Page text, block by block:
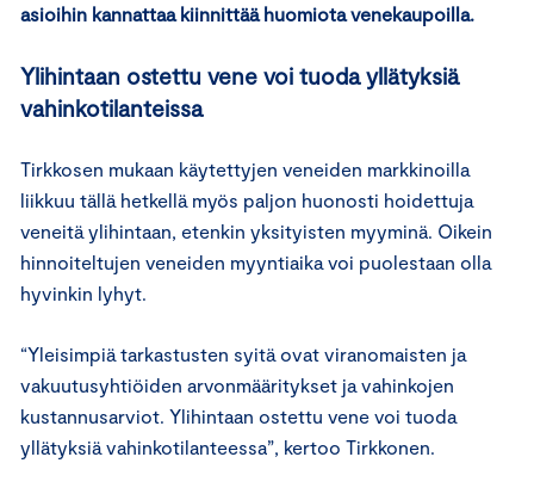
asioihin kannattaa kiinnittää huomiota venekaupoilla.
Ylihintaan ostettu vene voi tuoda yllätyksiä
vahinkotilanteissa
Tirkkosen mukaan käytettyjen veneiden markkinoilla
liikkuu tällä hetkellä myös paljon huonosti hoidettuja
veneitä ylihintaan, etenkin yksityisten myyminä. Oikein
hinnoiteltujen veneiden myyntiaika voi puolestaan olla
hyvinkin lyhyt.
“Yleisimpiä tarkastusten syitä ovat viranomaisten ja
vakuutusyhtiöiden arvonmääritykset ja vahinkojen
kustannusarviot. Ylihintaan ostettu vene voi tuoda
yllätyksiä vahinkotilanteessa”, kertoo Tirkkonen.